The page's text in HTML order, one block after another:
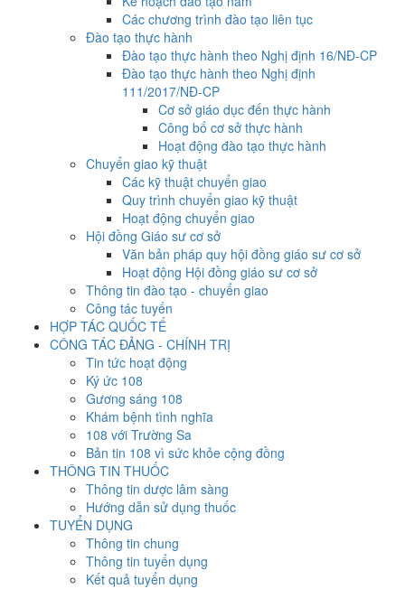
Các chương trình đào tạo liên tục
Đào tạo thực hành
Đào tạo thực hành theo Nghị định 16/NĐ-CP
Đào tạo thực hành theo Nghị định
111/2017/NĐ-CP
Cơ sở giáo dục đến thực hành
Công bố cơ sở thực hành
Hoạt động đào tạo thực hành
Chuyển giao kỹ thuật
Các kỹ thuật chuyển giao
Quy trình chuyển giao kỹ thuật
Hoạt động chuyển giao
Hội đồng Giáo sư cơ sở
Văn bản pháp quy hội đồng giáo sư cơ sở
Hoạt động Hội đồng giáo sư cơ sở
Thông tin đào tạo - chuyển giao
Công tác tuyến
HỢP TÁC QUỐC TẾ
CÔNG TÁC ĐẢNG - CHÍNH TRỊ
Tin tức hoạt động
Ký ức 108
Gương sáng 108
Khám bệnh tình nghĩa
108 với Trường Sa
Bản tin 108 vì sức khỏe cộng đồng
THÔNG TIN THUỐC
Thông tin dược lâm sàng
Hướng dẫn sử dụng thuốc
TUYỂN DỤNG
Thông tin chung
Thông tin tuyển dụng
Kết quả tuyển dụng